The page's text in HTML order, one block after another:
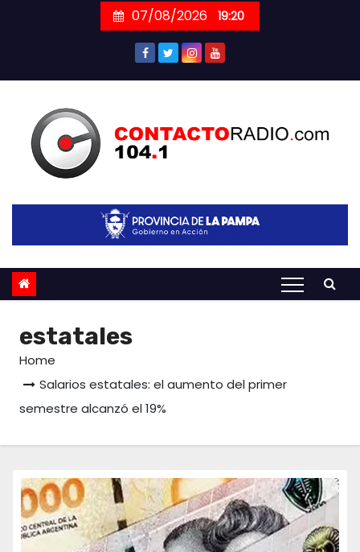
07/08/2026 19:20
estatales
Home
Salarios estatales: el aumento del primer
semestre alcanzó el 19%